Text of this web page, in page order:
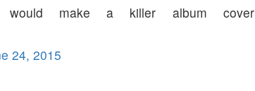
make a killer album cover
24, 2015
Görür?